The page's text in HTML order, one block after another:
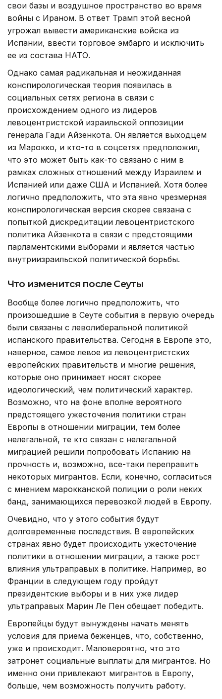
свои базы и воздушное пространство во время
войны с Ираном. В ответ Трамп этой весной
угрожал вывести американские войска из
Испании, ввести торговое эмбарго и исключить
ее из состава НАТО.
Однако самая радикальная и неожиданная
конспирологическая теория появилась в
социальных сетях региона в связи с
происхождением одного из лидеров
левоцентристской израильской оппозиции
генерала Гади Айзенкота. Он является выходцем
из Марокко, и кто-то в соцсетях предположил,
что это может быть как-то связано с ним в
рамках сложных отношений между Израилем и
Испанией или даже США и Испанией. Хотя более
логично предположить, что эта явно чрезмерная
конспирологическая версия скорее связана с
попыткой дискредитации левоцентристского
политика Айзенкота в связи с предстоящими
парламентскими выборами и является частью
внутриизраильской политической борьбы.
Что изменится после Сеуты
Вообще более логично предположить, что
произошедшие в Сеуте события в первую очередь
были связаны с леволиберальной политикой
испанского правительства. Сегодня в Европе это,
наверное, самое левое из левоцентристских
европейских правительств и многие решения,
которые оно принимает носят скорее
идеологический, чем политический характер.
Возможно, что на фоне вполне вероятного
предстоящего ужесточения политики стран
Европы в отношении миграции, тем более
нелегальной, те кто связан с нелегальной
миграцией решили попробовать Испанию на
прочность и, возможно, все-таки переправить
некоторых мигрантов. Если, конечно, согласиться
с мнением марокканской полиции о роли неких
банд, занимающихся перевозкой людей в Европу.
Очевидно, что у этого события будут
долговременные последствия. В европейских
странах явно будет происходить ужесточение
политики в отношении миграции, а также рост
влияния ультраправых в политике. Например, во
Франции в следующем году пройдут
президентские выборы и в них уже лидер
ультраправых Марин Ле Пен обещает победить.
Европейцы будут вынуждены начать менять
условия для приема беженцев, что, собственно,
уже и происходит. Маловероятно, что это
затронет социальные выплаты для мигрантов. Но
именно они привлекают мигрантов в Европу,
больше, чем возможность получить работу.